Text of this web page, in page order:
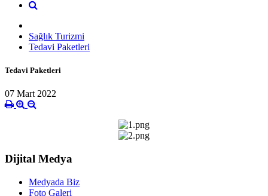
Sağlık Turizmi
Tedavi Paketleri
Tedavi Paketleri
07 Mart 2022
Dijital Medya
Medyada Biz
Foto Galeri